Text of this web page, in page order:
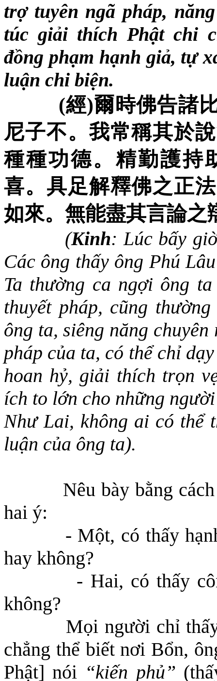
trợ tuyên ngã pháp,
túc giải thích Phật chi
đồng phạm hạnh giả, tự
luận chi biện.
(經)爾時佛告諸
尼子不。我常稱其於
種種功德。精勤護持
喜。具足解釋佛之正
如來。無能盡其言論之
(Kinh: Lúc bấy
Các ông thấy ông Phú
Ta thường ca ngợi ông ta
thuyết pháp, cũng
ông ta, siêng năng
pháp của ta, có thể chỉ
hoan hỷ, giải thích trọn
ích to lớn cho những
Như Lai, không ai có thể
luận của ông ta).
Nêu bày bằng
hai ý:
- Một, có thấy
hay không?
- Hai, có thấy
không?
Mọi người chỉ
chẳng thể biết nơi Bổn,
Phật] nói “kiến phủ”